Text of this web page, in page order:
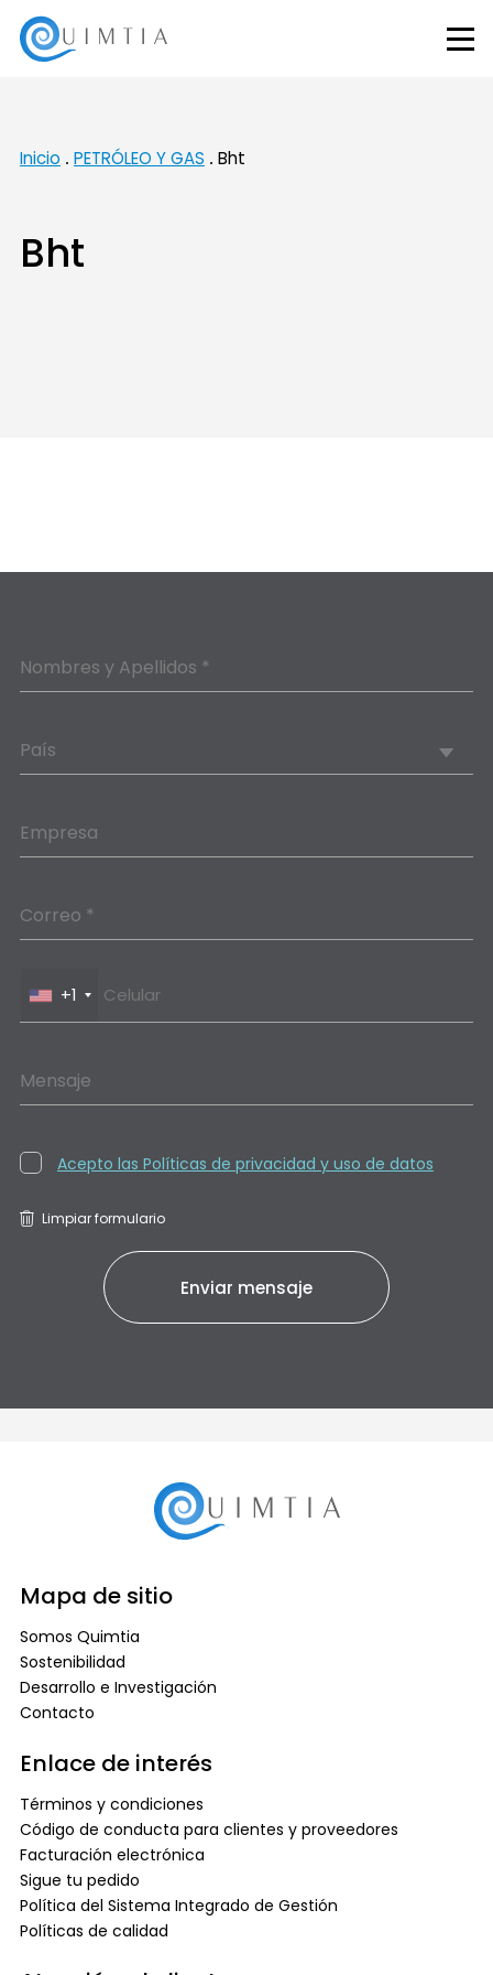
Inicio PETRÓLEO Y GAS Bht
Bht
Nombres y Apellidos *
País
Empresa
Correo *
+1
Mensaje
Acepto las Políticas de privacidad y uso de datos
Limpiar formulario
Mapa de sitio
Somos Quimtia
Sostenibilidad
Desarrollo e Investigación
Contacto
Enlace de interés
Términos y condiciones
Código de conducta para clientes y proveedores
Facturación electrónica
Sigue tu pedido
Política del Sistema Integrado de Gestión
Políticas de calidad